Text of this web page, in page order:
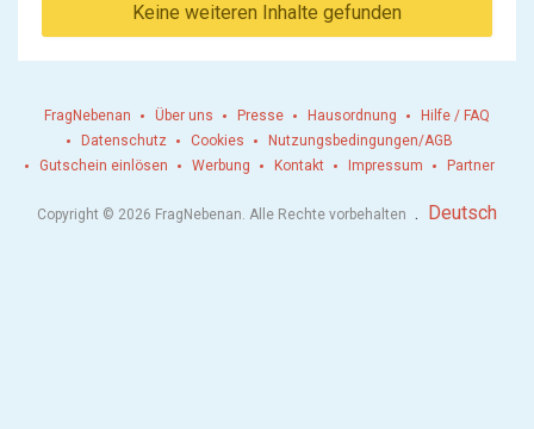
Keine weiteren Inhalte gefunden
FragNebenan Über uns Presse Hausordnung
Hilfe / FAQ
Datenschutz
Cookies
Nutzungsbedingungen/AGB
Gutschein einlösen
Werbung Kontakt Impressum Partner
Copyright © 2026 FragNebenan. Alle Rechte vorbehalten . Deutsch